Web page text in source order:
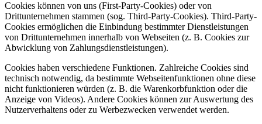
Cookies können von uns (First-Party-Cookies) oder von
Drittunternehmen stammen (sog. Third-Party-Cookies). Third-Party-
Cookies ermöglichen die Einbindung bestimmter Dienstleistungen
von Drittunternehmen innerhalb von Webseiten (z. B. Cookies zur
Abwicklung von Zahlungsdienstleistungen).
Cookies haben verschiedene Funktionen. Zahlreiche Cookies sind
technisch notwendig, da bestimmte Webseitenfunktionen ohne diese
nicht funktionieren würden (z. B. die Warenkorbfunktion oder die
Anzeige von Videos). Andere Cookies können zur Auswertung des
Nutzerverhaltens oder zu Werbezwecken verwendet werden.